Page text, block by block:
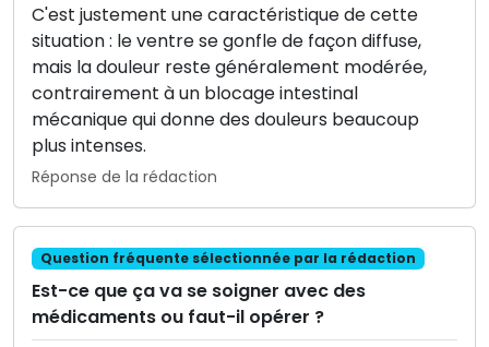
C'est justement une caractéristique de cette
situation : le ventre se gonfle de façon diffuse,
mais la douleur reste généralement modérée,
contrairement à un blocage intestinal
mécanique qui donne des douleurs beaucoup
plus intenses.
Réponse de la rédaction
Question fréquente sélectionnée par la rédaction
Est-ce que ça va se soigner avec des
médicaments ou faut-il opérer ?